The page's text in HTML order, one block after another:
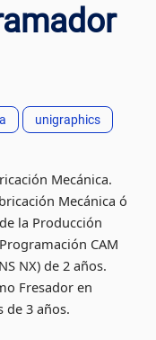
unigraphics
Mecánica.
Mecánica ó
la Producción
CAM
NX) de 2 años.
Fresador en
de 3 años.